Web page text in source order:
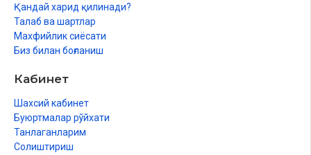
Қандай харид қилинади?
Талаб ва шартлар
Махфийлик сиёсати
Биз билан боғланиш
Кабинет
Шахсий кабинет
Буюртмалар рўйхати
Танлаганларим
Солиштириш